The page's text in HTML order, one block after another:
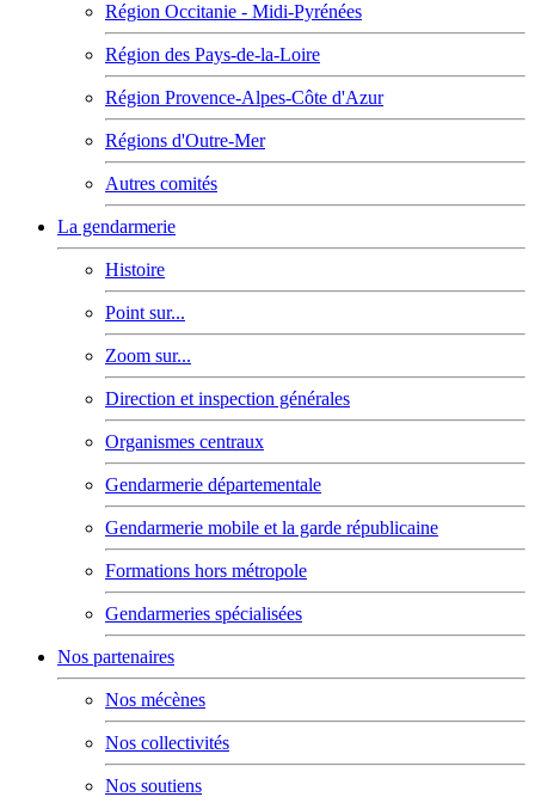
Région Occitanie - Midi-Pyrénées
Région des Pays-de-la-Loire
Région Provence-Alpes-Côte d'Azur
Régions d'Outre-Mer
Autres comités
La gendarmerie
Histoire
Point sur...
Zoom sur...
Direction et inspection générales
Organismes centraux
Gendarmerie départementale
Gendarmerie mobile et la garde républicaine
Formations hors métropole
Gendarmeries spécialisées
Nos partenaires
Nos mécènes
Nos collectivités
Nos soutiens